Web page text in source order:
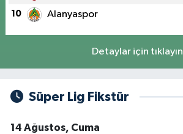
10 Alanyaspor
Detaylar için tıklayın
Süper Lig Fikstür
14 Ağustos, Cuma